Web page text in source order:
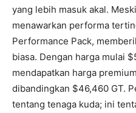
yang lebih masuk akal.
menawarkan performa
Performance Pack,
biasa. Dengan harga mulai
mendapatkan harga
dibandingkan $46,460 GT.
tentang tenaga kuda; ini